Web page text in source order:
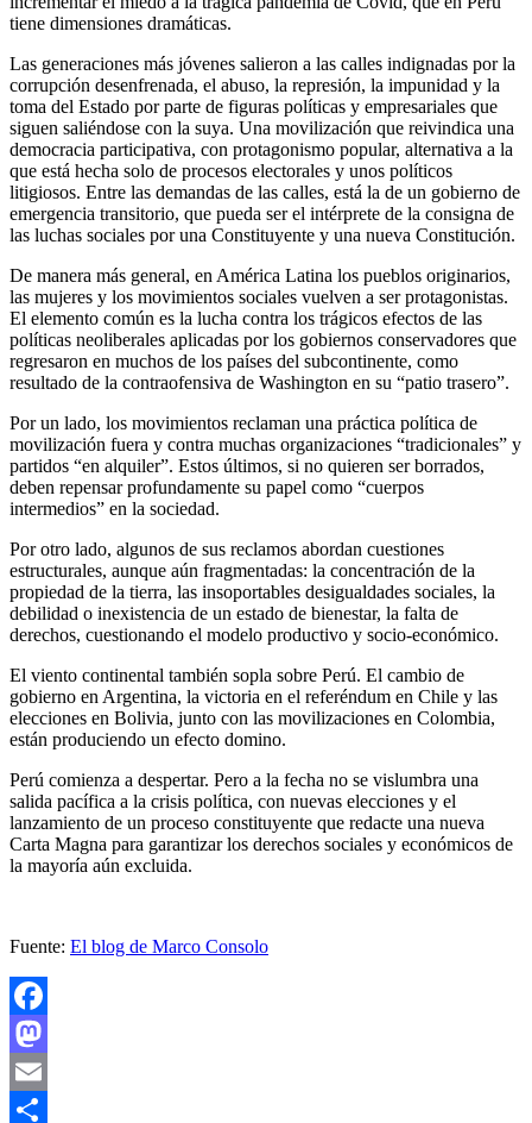
tiene dimensiones dramáticas.
Las generaciones más jóvenes salieron a las calles indignadas por la
corrupción desenfrenada, el abuso, la represión, la impunidad y la
toma del Estado por parte de figuras políticas y empresariales que
siguen saliéndose con la suya. Una movilización que reivindica una
democracia participativa, con protagonismo popular, alternativa a la
que está hecha solo de procesos electorales y unos políticos
litigiosos. Entre las demandas de las calles, está la de un gobierno de
emergencia transitorio, que pueda ser el intérprete de la consigna de
las luchas sociales por una Constituyente y una nueva Constitución.
De manera más general, en América Latina los pueblos originarios,
las mujeres y los movimientos sociales vuelven a ser protagonistas.
El elemento común es la lucha contra los trágicos efectos de las
políticas neoliberales aplicadas por los gobiernos conservadores que
regresaron en muchos de los países del subcontinente, como
resultado de la contraofensiva de Washington en su “patio trasero”.
Por un lado, los movimientos reclaman una práctica política de
movilización fuera y contra muchas organizaciones “tradicionales” y
partidos “en alquiler”. Estos últimos, si no quieren ser borrados,
deben repensar profundamente su papel como “cuerpos
intermedios” en la sociedad.
Por otro lado, algunos de sus reclamos abordan cuestiones
estructurales, aunque aún fragmentadas: la concentración de la
propiedad de la tierra, las insoportables desigualdades sociales, la
debilidad o inexistencia de un estado de bienestar, la falta de
derechos, cuestionando el modelo productivo y socio-económico.
El viento continental también sopla sobre Perú. El cambio de
gobierno en Argentina, la victoria en el referéndum en Chile y las
elecciones en Bolivia, junto con las movilizaciones en Colombia,
están produciendo un efecto domino.
Perú comienza a despertar. Pero a la fecha no se vislumbra una
salida pacífica a la crisis política, con nuevas elecciones y el
lanzamiento de un proceso constituyente que redacte una nueva
Carta Magna para garantizar los derechos sociales y económicos de
la mayoría aún excluida.
Fuente: El blog de Marco Consolo
Facebook
Mastodon
Email